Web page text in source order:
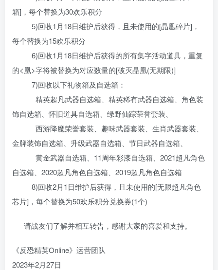
箱]，每个替换为30欢乐积分
5)回收1月18日维护后获得，且未使用的[晶凰碎片]，
每个替换为15欢乐积分
6)回收1月18日维护后获得的所有集字活动道具，重复
的<凰>字将被替换为对应数量的[破灭晶凰(无期限)]
7)回收以下礼物箱及自选箱：
精英超凡武器自选箱、精英稀有武器自选箱、角色装
饰自选箱、怀旧道具自选箱、绿野仙踪荣誉套装、
西游降魔荣誉套装、趣味武器套装、生肖武器套装、
金牌装饰自选箱、升级武器自选箱、节日武器自选箱、
黄金武器自选箱、11周年彩漆自选箱、2021超凡角色
自选箱、2020超凡角色自选箱、2019超凡角色自选箱
8)回收2月1日维护后获得，且未使用的[无限超凡角色
芯片]，每个替换为50欢乐积分兑换券(1个)
请战友们了解并相互转告，感谢大家的喜爱和支持。
《反恐精英Online》运营团队
2023年2月27日